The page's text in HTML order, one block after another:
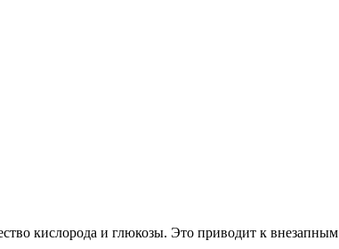
кислорода и глюкозы. Это приводит к внезапным